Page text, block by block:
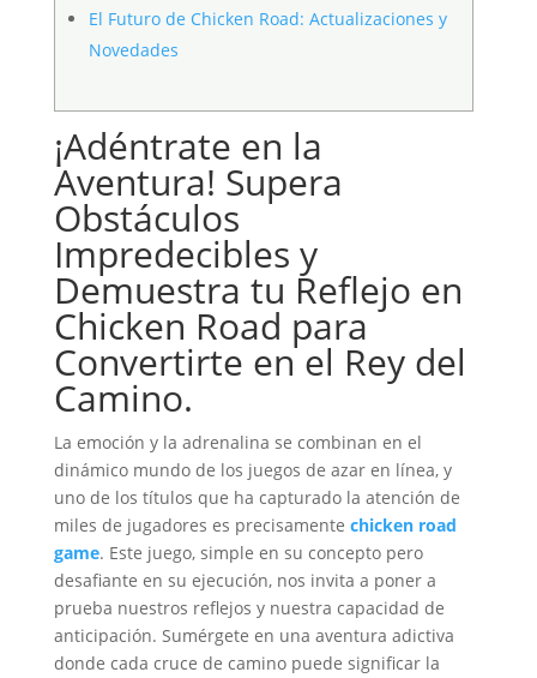
El Futuro de Chicken Road: Actualizaciones y
Novedades
¡Adéntrate en la
Aventura! Supera
Obstáculos
Impredecibles y
Demuestra tu Reflejo en
Chicken Road para
Convertirte en el Rey del
Camino.
La emoción y la adrenalina se combinan en el
dinámico mundo de los juegos de azar en línea, y
uno de los títulos que ha capturado la atención de
miles de jugadores es precisamente chicken road
game. Este juego, simple en su concepto pero
desafiante en su ejecución, nos invita a poner a
prueba nuestros reflejos y nuestra capacidad de
anticipación. Sumérgete en una aventura adictiva
donde cada cruce de camino puede significar la